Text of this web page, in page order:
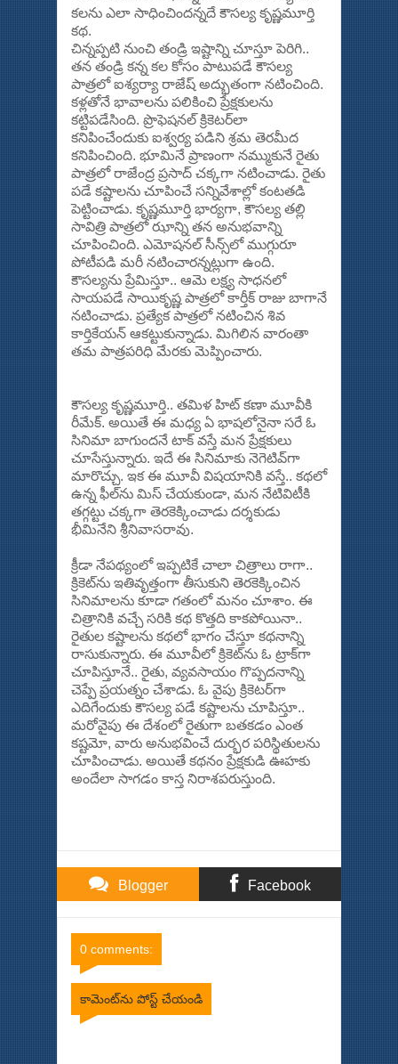
కలను ఎలా సాధించిందన్నదే కౌసల్య కృష్ణమూర్తి
కథ.
చిన్నప్పటి నుంచి తండ్రి ఇష్టాన్ని చూస్తూ పెరిగి..
తన తండ్రి కన్న కల కోసం పాటుపడే కౌసల్య
పాత్రలో ఐశ్యర్యా రాజేష్‌ అద్భుతంగా నటించింది.
కళ్లతోనే భావాలను పలికించి ప్రేక్షకులను
కట్టిపడేసింది. ప్రొఫెషనల్‌ క్రికెటర్‌లా
కనిపించేందుకు ఐశ్వర్య పడిని శ్రమ తెరమీద
కనిపించింది. భూమినే ప్రాణంగా నమ్ముకునే రైతు
పాత్రలో రాజేంద్ర ప్రసాద్‌ చక్కగా నటించాడు. రైతు
పడే కష్టాలను చూపించే సన్నివేశాల్లో కంటతడి
పెట్టించాడు. కృష్ణమూర్తి భార్యగా, కౌసల్య తల్లి
సావిత్రి పాత్రలో ఝాన్ని తన అనుభవాన్ని
చూపించింది. ఎమోషనల్‌ సీన్స్‌లో ముగ్గురూ
పోటీపడి మరీ నటించారన్నట్లుగా ఉంది.
కౌసల్యను ప్రేమిస్తూ.. ఆమె లక్ష్య సాధనలో
సాయపడే సాయికృష్ణ పాత్రలో కార్తీక్‌ రాజు బాగానే
నటించాడు. ప్రత్యేక పాత్రలో నటించిన శివ
కార్తికేయన్‌ ఆకట్టుకున్నాడు. మిగిలిన వారంతా
తమ పాత్రపరిధి మేరకు మెప్పించారు.
కౌసల్య కృష్ణమూర్తి.. తమిళ హిట్‌ కణా మూవీకి
రీమేక్‌. అయితే ఈ మధ్య ఏ భాషలోనైనా సరే ఓ
సినిమా బాగుందనే టాక్‌ వస్తే మన ప్రేక్షకులు
చూసేస్తున్నారు. ఇదే ఈ సినిమాకు నెగెటివ్‌గా
మారొచ్చు. ఇక ఈ మూవీ విషయానికి వస్తే.. కథలో
ఉన్న ఫీల్‌ను మిస్‌ చేయకుండా, మన నేటివిటీకి
తగ్గట్టు చక్కగా తెరకెక్కించాడు దర్శకుడు
భీమినేని శ్రీనివాసరావు.
క్రీడా నేపథ్యంలో ఇప్పటికే చాలా చిత్రాలు రాగా..
క్రికెట్‌ను ఇతివృత్తంగా తీసుకుని తెరకెక్కించిన
సినిమాలను కూడా గతంలో మనం చూశాం. ఈ
చిత్రానికి వచ్చే సరికి కథ కొత్తది కాకపోయినా..
రైతుల కష్టాలను కథలో భాగం చేస్తూ కథనాన్ని
రాసుకున్నారు. ఈ మూవీలో క్రికెట్‌ను ఓ ట్రాక్‌గా
చూపిస్తూనే.. రైతు, వ్యవసాయం గొప్పదనాన్ని
చెప్పే ప్రయత్నం చేశాడు. ఓ వైపు క్రికెటర్‌గా
ఎదిగేందుకు కౌసల్య పడే కష్టాలను చూపిస్తూ..
మరోవైపు ఈ దేశంలో రైతుగా బతకడం ఎంత
కష్టమో, వారు అనుభవించే దుర్భర పరిస్థితులను
చూపించాడు. అయితే కథనం ప్రేక్షకుడి ఊహకు
అందేలా సాగడం కాస్త నిరాశపరుస్తుంది.
Blogger Facebook
0 comments:
కామెంట్‌ను పోస్ట్ చేయండి